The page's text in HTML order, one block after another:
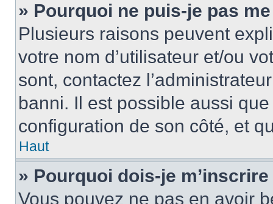
» Pourquoi ne puis-je pas
Plusieurs raisons peuvent
votre nom d’utilisateur et/ou
sont, contactez
banni. Il est possible aussi
configuration de son côté, et
Haut
» Pourquoi dois-je
Vous pouvez ne pas en avoir